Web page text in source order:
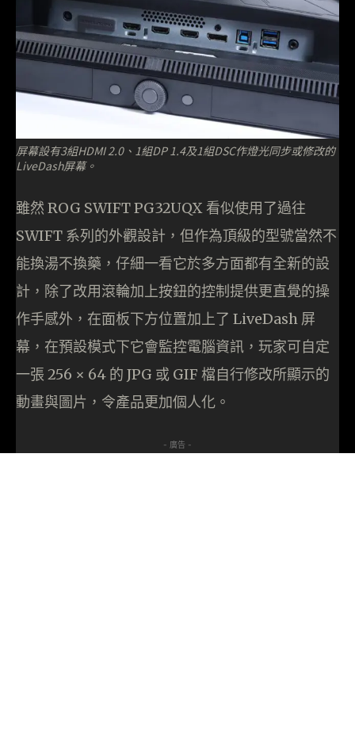
屏幕設有3組HDMI 2.0、1組DP 1.4及1組DSC作燈光同步或修改的
LiveDash屏幕。
雖然 ROG SWIFT PG32UQX 看似使用了過往
SWIFT 系列的外觀設計，但作為頂級的型號當然不
能換湯不換藥，仔細一看它於多方面都有全新的設
計，除了改用滾輪加上按鈕的控制提供更直覺的操
作手感外，在面板下方位置加上了 LiveDash 屏
幕，在預設模式下它會監控電腦資訊，玩家可自定
一張 256 × 64 的 JPG 或 GIF 檔自行修改所顯示的
動畫與圖片，令產品更加個人化。
- 廣告 -